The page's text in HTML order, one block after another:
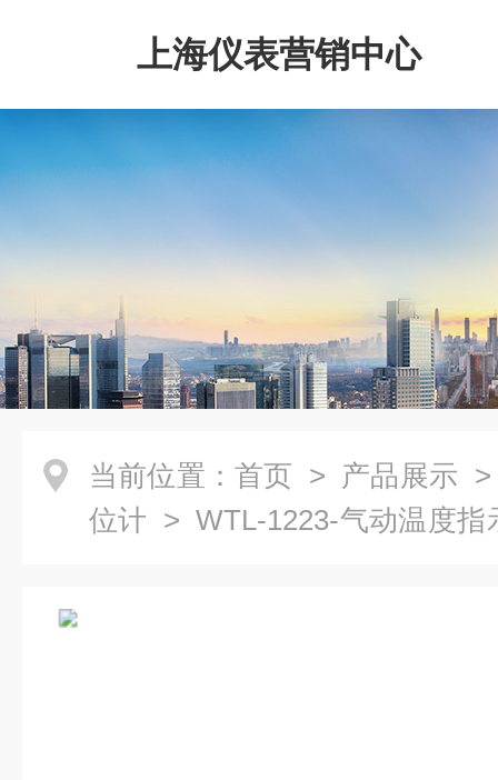
上海仪表营销中心
当前位置： 首页 > 产品展示
位计 > WTL-1223-气动温度指